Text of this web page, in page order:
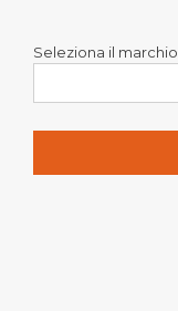
Seleziona il marchio